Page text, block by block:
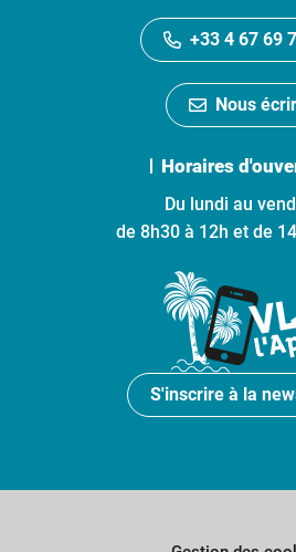
+33 4 67 69
Nous
Horaires
Du lundi au
de 8h30 à 12h et de
S'inscrire à la